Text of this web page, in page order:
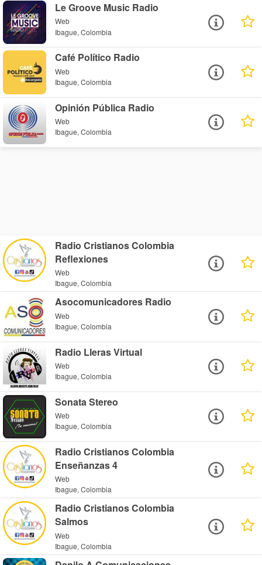
Le Groove Music Radio
Web
Ibague, Colombia
Café Político Radio
Web
Ibague, Colombia
Opinión Pública Radio
Web
Ibague, Colombia
Radio Cristianos Colombia
Reflexiones
Web
Ibague, Colombia
Asocomunicadores Radio
Web
Ibague, Colombia
Radio Lleras Virtual
Web
Ibague, Colombia
Sonata Stereo
Web
Ibague, Colombia
Radio Cristianos Colombia
Enseñanzas 4
Web
Ibague, Colombia
Radio Cristianos Colombia
Salmos
Web
Ibague, Colombia